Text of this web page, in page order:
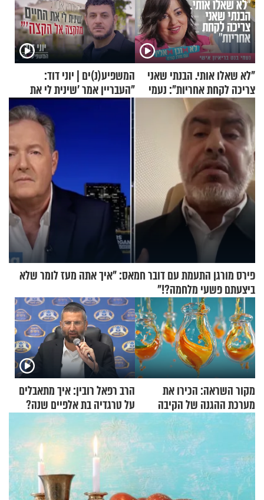
"לא שאלו אותי. הבנתי שאני
צריכה לקחת אחריות": נעמי
בנט בריאיון אישי
המשפיע(נ)ים | יוני דוד:
"העבריין אמר 'שינית לי את
החיים מהקצה אל הקצה'"
פירס מורגן התעמת עם דובר חמאס: "איך אתה מעז לומר שלא
ביצעתם פשעי מלחמה?!"
מקור השראה: הכירו את
מערכת ההגנה של הקיבה
הרב רפאל רובין: איך מתאבלים
על טרגדיה בת אלפיים שנה?